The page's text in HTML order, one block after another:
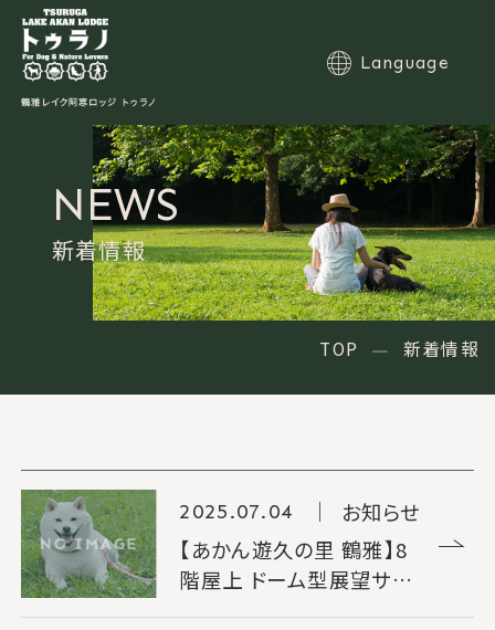
Language
NEWS
新着情報
TOP 新着情報
2025.07.04
お知らせ
【あかん遊久の里 鶴雅】8
階屋上 ドーム型展望サウ
ナ 営業再開お知らせ
TOP
コンセプト
館内施設
アクセス
愛犬と愉しむ
WEB会員限定特別プラ